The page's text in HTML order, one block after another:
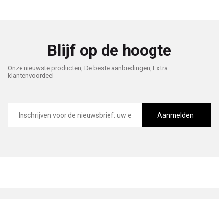
Blijf op de hoogte
Onze nieuwste producten, De beste aanbiedingen, Extra
klantenvoordeel
mailadres
Aanmelden